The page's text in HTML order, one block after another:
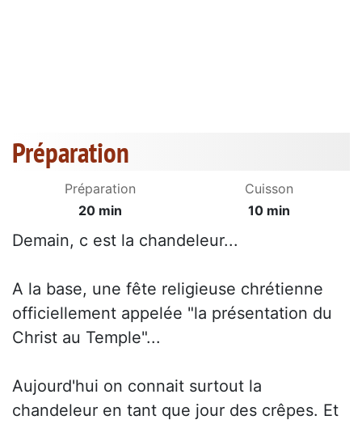
Préparation
Préparation
20 min
Cuisson
10 min
Demain, c est la chandeleur...
A la base, une fête religieuse chrétienne
officiellement appelée "la présentation du
Christ au Temple"...
Aujourd'hui on connait surtout la
chandeleur en tant que jour des crêpes. Et